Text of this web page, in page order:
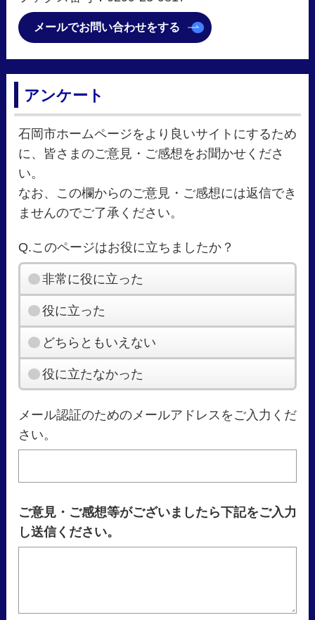
メールでお問い合わせをする
アンケート
石岡市ホームページをより良いサイトにするため
に、皆さまのご意見・ご感想をお聞かせくださ
い。
なお、この欄からのご意見・ご感想には返信でき
ませんのでご了承ください。
Q.このページはお役に立ちましたか？
非常に役に立った
役に立った
どちらともいえない
役に立たなかった
メール認証のためのメールアドレスをご入力くだ
さい。
ご意見・ご感想等がございましたら下記をご入力
し送信ください。